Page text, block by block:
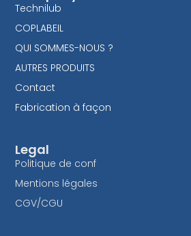
Legal
Politique de conf
Mentions légales
CGV/CGU
Technilub
COPLABEIL
QUI SOMMES-NOUS ?
AUTRES PRODUITS
Contact
Fabrication à façon